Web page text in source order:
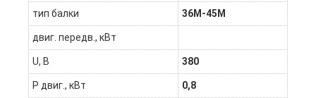
тип балки 36М-45М
двиг. передв., кВт
U, В 380
P двиг., кВт 0,8